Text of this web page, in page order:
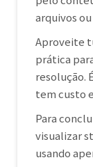
arquivos
Aproveite
prática
resolução.
tem custo
Para
visualizar
usando